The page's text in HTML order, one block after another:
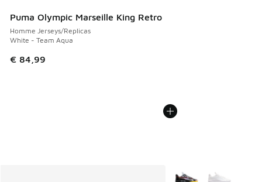
Puma Olympic Marseille King Retro
Homme Jerseys/Replicas
White - Team Aqua
€ 84,99
Plus de couleurs